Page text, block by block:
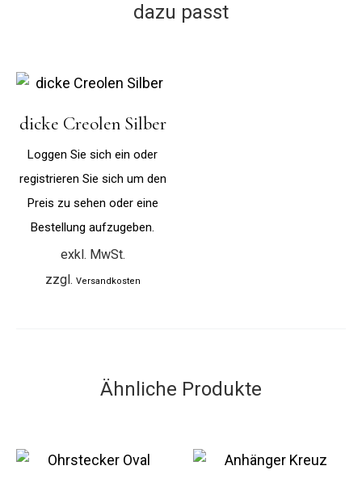
dazu passt
dicke Creolen Silber
Loggen Sie sich ein oder
registrieren Sie sich um den
Preis zu sehen oder eine
Bestellung aufzugeben.
exkl. MwSt.
zzgl. Versandkosten
Ähnliche Produkte